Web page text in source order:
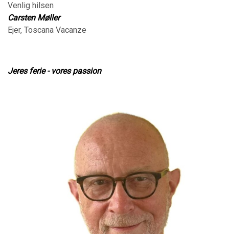
Venlig hilsen
Carsten Møller
Ejer, Toscana Vacanze
Jeres ferie - vores passion